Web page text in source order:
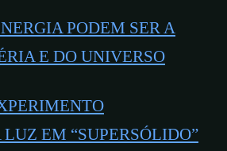
PODEM SER A
E DO UNIVERSO
EM “SUPERSÓLIDO”